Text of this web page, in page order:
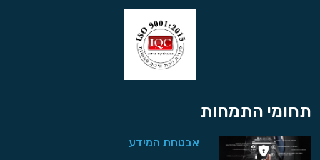
תחומי התמחות
אבטחת המידע